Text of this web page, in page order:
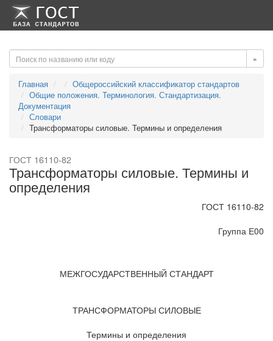
-->-->
»
Главная
Общероссийский классификатор стандартов
Общие положения. Терминология. Стандартизация.
Документация
Словари
Трансформаторы силовые. Термины и определения
ГОСТ 16110-82
Трансформаторы силовые. Термины и
определения
ГОСТ 16110-82
Группа Е00
МЕЖГОСУДАРСТВЕННЫЙ СТАНДАРТ
ТРАНСФОРМАТОРЫ СИЛОВЫЕ
Термины и определения